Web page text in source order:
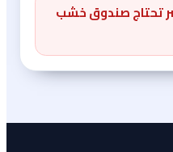
تحتاج صندوق خشب